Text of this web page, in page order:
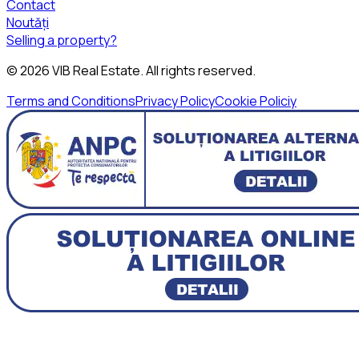
Contact
Noutăți
Selling a property?
©2026VIB Real Estate. All rights reserved.
Terms and ConditionsPrivacy PolicyCookie Policiy